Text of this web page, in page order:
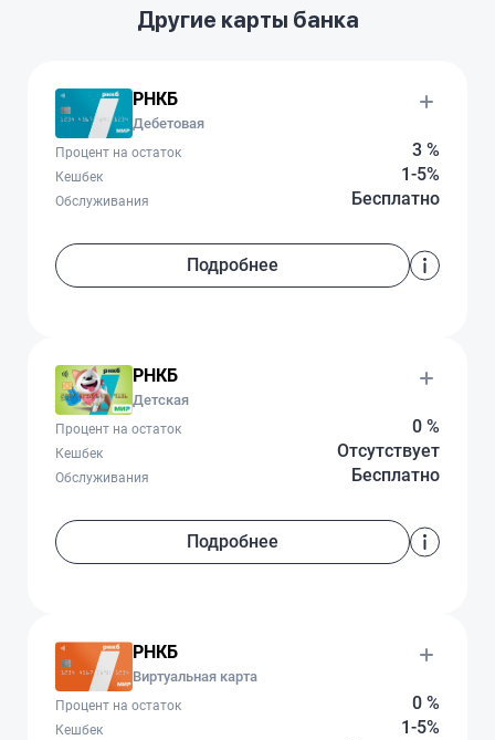
Другие карты банка
РНКБ
Дебетовая
3 %
Процент на остаток
1-5%
Кешбек
Бесплатно
Обслуживания
Подробнее
РНКБ
Детская
0 %
Процент на остаток
Отсутствует
Кешбек
Бесплатно
Обслуживания
Подробнее
РНКБ
Виртуальная карта
0 %
Процент на остаток
1-5%
Кешбек